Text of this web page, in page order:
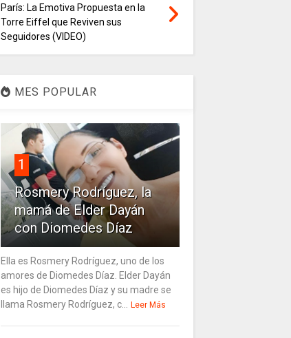
París: La Emotiva Propuesta en la
Torre Eiffel que Reviven sus
Seguidores (VIDEO)
MES POPULAR
1
Rosmery Rodríguez, la
mamá de Elder Dayán
con Diomedes Díaz
Ella es Rosmery Rodríguez, uno de los
amores de Diomedes Díaz. Elder Dayán
es hijo de Diomedes Díaz y su madre se
llama Rosmery Rodríguez, c... Leer Más